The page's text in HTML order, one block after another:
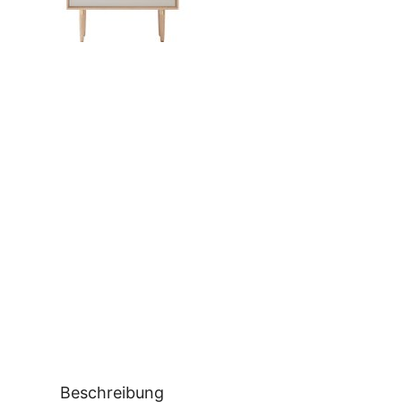
Beschreibung